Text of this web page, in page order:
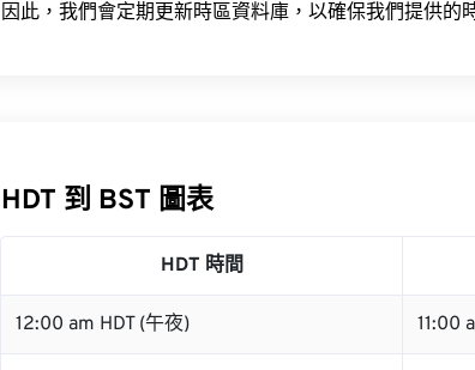
因此，我們會定期更新時區資料庫，以確保我們提供的
HDT 到 BST 圖表
HDT 時間
12:00 am HDT (午夜) 11:00